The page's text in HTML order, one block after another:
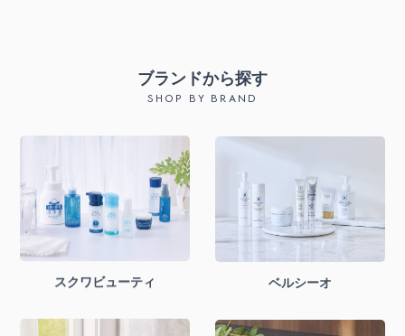
ブランドから探す
SHOP BY BRAND
スクワビューティ ベルシーオ